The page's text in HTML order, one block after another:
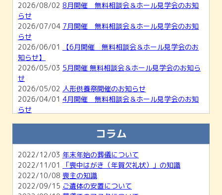
2026/08/02 8月開催 無料相談会＆ホール見学会のお知
らせ
2026/07/04 7月開催 無料相談会＆ホール見学会のお知
らせ
2026/06/01
【6月開催 無料相談会＆ホール見学会のお
知らせ】
2026/05/03 5月開催 無料相談会＆ホール見学会のお知ら
せ
2026/05/02 人形供養祭開催のお知らせ
2026/04/01 4月開催 無料相談会＆ホール見学会のお知
らせ
【2月開催】無料相談会＆ホール見学会のご
案内
2026/01/04 1月無料相談会＆ホール見学会のお知らせ
2025/11/30 12月無料相談会＆ホール見学会のお知らせ
コラム
2022/12/03 年末年始の葬儀について
2022/11/01
「喪中はがき（年賀欠礼状）」の知識
2022/10/08 喪主の知識
2022/09/15 ご遺体の安置について